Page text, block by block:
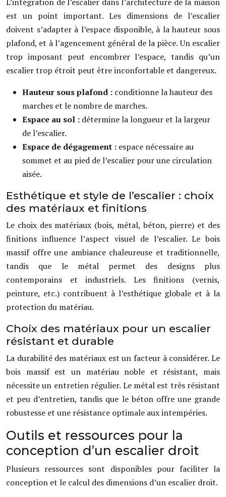
est un point important. Les dimensions de l’escalier
doivent s’adapter à l’espace disponible, à la hauteur sous
plafond, et à l’agencement général de la pièce. Un escalier
trop imposant peut encombrer l’espace, tandis qu’un
escalier trop étroit peut être inconfortable et dangereux.
Hauteur sous plafond : conditionne la hauteur des
marches et le nombre de marches.
Espace au sol : détermine la longueur et la largeur
de l’escalier.
Espace de dégagement : espace nécessaire au
sommet et au pied de l’escalier pour une circulation
aisée.
Esthétique et style de l’escalier : choix
des matériaux et finitions
Le choix des matériaux (bois, métal, béton, pierre) et des
finitions influence l’aspect visuel de l’escalier. Le bois
massif offre une ambiance chaleureuse et traditionnelle,
tandis que le métal permet des designs plus
contemporains et industriels. Les finitions (vernis,
peinture, etc.) contribuent à l’esthétique globale et à la
protection du matériau.
Choix des matériaux pour un escalier
résistant et durable
La durabilité des matériaux est un facteur à considérer. Le
bois massif est un matériau noble et résistant, mais
nécessite un entretien régulier. Le métal est très résistant
et peu d’entretien, tandis que le béton offre une grande
robustesse et une résistance optimale aux intempéries.
Outils et ressources pour la
conception d’un escalier droit
Plusieurs ressources sont disponibles pour faciliter la
conception et le calcul des dimensions d’un escalier droit.